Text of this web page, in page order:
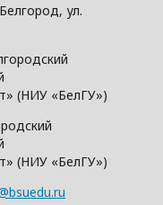
ул.
(НИУ «БелГУ»)
(НИУ «БелГУ»)